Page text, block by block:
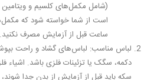
ساعت قبل از آزمایش مصرف نکنید.
لباس مناسب: لباس‌های گشاد و راحت
دکمه، سگک یا تزئینات فلزی باشد. اشیاء
سکه باید قبل از آزمایش از بدن جدا شوند،